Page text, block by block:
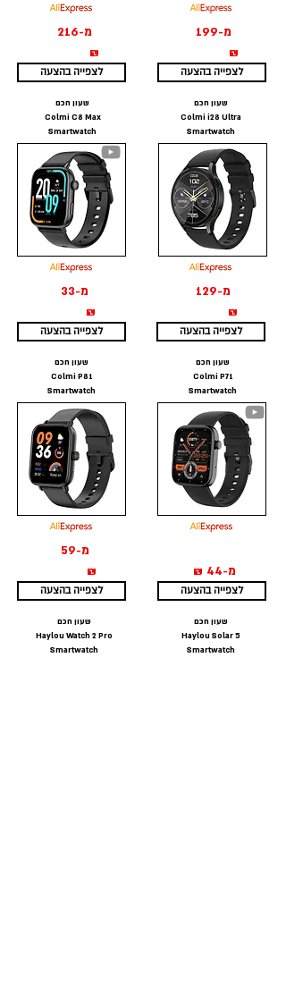
מ-216
₪
לצפייה בהצעה
שעון חכם
Colmi C8 Max
Smartwatch
מ-33
₪
לצפייה בהצעה
שעון חכם
Colmi P81
Smartwatch
מ-59
₪
לצפייה בהצעה
שעון חכם
Haylou Watch 2 Pro
Smartwatch
מ-199
₪
לצפייה בהצעה
שעון חכם
Colmi i28 Ultra
Smartwatch
מ-129
₪
לצפייה בהצעה
שעון חכם
Colmi P71
Smartwatch
מ-44 ₪
לצפייה בהצעה
שעון חכם
Haylou Solar 5
Smartwatch